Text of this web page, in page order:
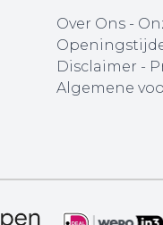
Over Ons-
Disclaimer -
Algemene